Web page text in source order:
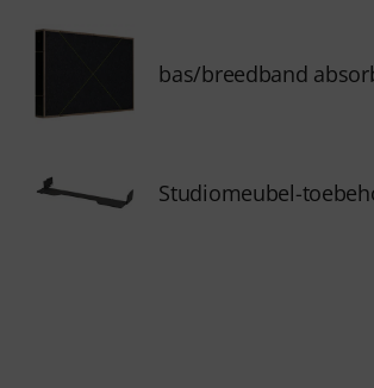
bas/breedband
Studiomeubel-